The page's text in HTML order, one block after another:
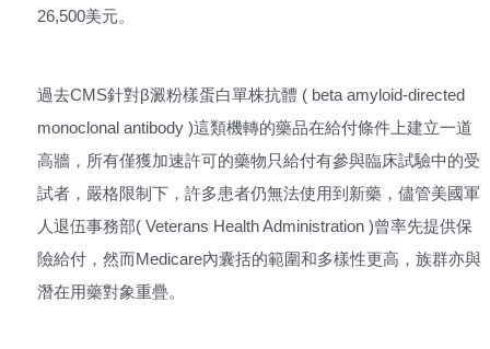
26,500美元。
過去CMS針對β澱粉樣蛋白單株抗體 ( beta amyloid-directed
monoclonal antibody )這類機轉的藥品在給付條件上建立一道
高牆，所有僅獲加速許可的藥物只給付有參與臨床試驗中的受
試者，嚴格限制下，許多患者仍無法使用到新藥，儘管美國軍
人退伍事務部( Veterans Health Administration )曾率先提供保
險給付，然而Medicare內囊括的範圍和多樣性更高，族群亦與
潛在用藥對象重疊。